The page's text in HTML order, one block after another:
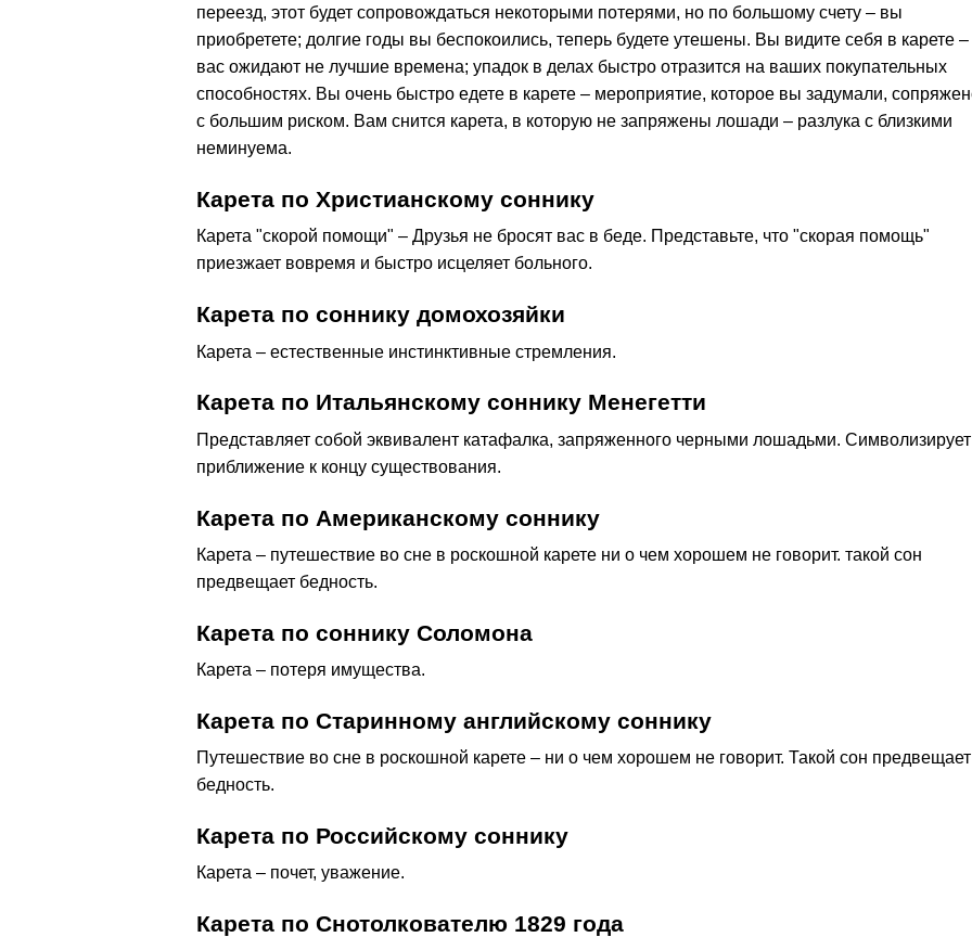
переезд, этот будет сопровождаться некоторыми потерями, но по большому счету – вы
приобретете; долгие годы вы беспокоились, теперь будете утешены. Вы видите себя в карете –
вас ожидают не лучшие времена; упадок в делах быстро отразится на ваших покупательных
способностях. Вы очень быстро едете в карете – мероприятие, которое вы задумали,
с большим риском. Вам снится карета, в которую не запряжены лошади – разлука с близкими
неминуема.
Карета по Христианскому соннику
Карета "скорой помощи" – Друзья не бросят вас в беде. Представьте, что "скорая помощь"
приезжает вовремя и быстро исцеляет больного.
Карета по соннику домохозяйки
Карета – естественные инстинктивные стремления.
Карета по Итальянскому соннику Менегетти
Представляет собой эквивалент катафалка, запряженного черными лошадьми. Символизирует
приближение к концу существования.
Карета по Американскому соннику
Карета – путешествие во сне в роскошной карете ни о чем хорошем не говорит. такой сон
предвещает бедность.
Карета по соннику Соломона
Карета – потеря имущества.
Карета по Старинному английскому соннику
Путешествие во сне в роскошной карете – ни о чем хорошем не говорит. Такой сон предвещает
бедность.
Карета по Российскому соннику
Карета – почет, уважение.
Карета по Снотолкователю 1829 года